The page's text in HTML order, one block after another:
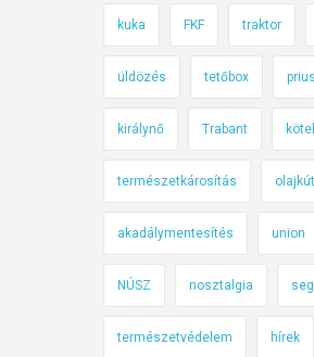
kuka FKF traktor
üldözés tetőbox prius
királynő Trabant
természetkárosítás olajkút
akadálymentesítés union
NÚSZ nosztalgia
természetvédelem hírek